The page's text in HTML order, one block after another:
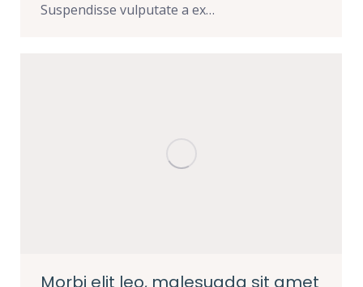
Suspendisse vulputate a ex…
Morbi elit leo, malesuada sit amet